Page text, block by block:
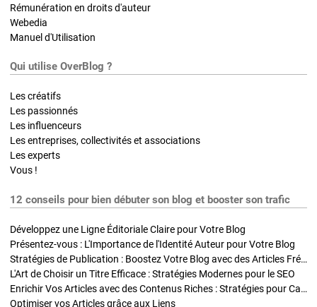
Rémunération en droits d'auteur
Webedia
Manuel d'Utilisation
Qui utilise OverBlog ?
Les créatifs
Les passionnés
Les influenceurs
Les entreprises, collectivités et associations
Les experts
Vous !
12 conseils pour bien débuter son blog et booster son trafic
Développez une Ligne Éditoriale Claire pour Votre Blog
Présentez-vous : L'Importance de l'Identité Auteur pour Votre Blog
Stratégies de Publication : Boostez Votre Blog avec des Articles Fréquents et Exclusifs
L'Art de Choisir un Titre Efficace : Stratégies Modernes pour le SEO
Enrichir Vos Articles avec des Contenus Riches : Stratégies pour Captiver et Optimiser
Optimiser vos Articles grâce aux Liens